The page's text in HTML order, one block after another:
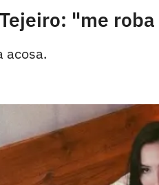
"me
acosa.